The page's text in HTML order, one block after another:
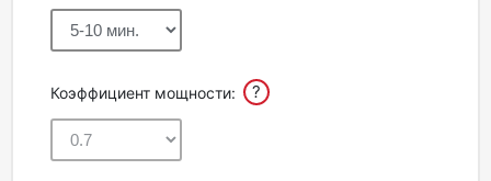
Коэффициент мощности: ?